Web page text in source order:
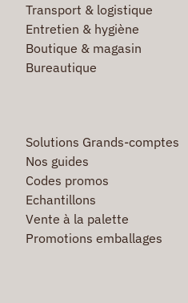
Transport & logistique
Entretien & hygiène
Boutique & magasin
Bureautique
Solutions Grands-comptes
Nos guides
Codes promos
Echantillons
Vente à la palette
Promotions emballages